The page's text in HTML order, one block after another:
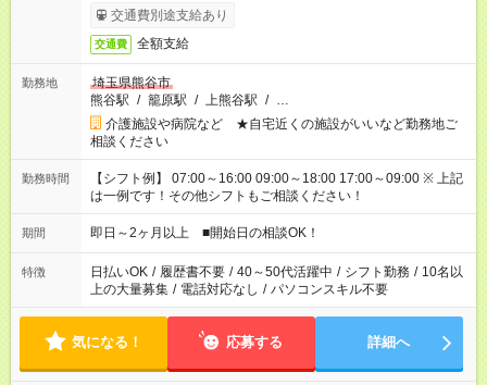
交通費別途支給あり
交通費 全額支給
勤務地
埼玉県熊谷市
熊谷駅 / 籠原駅 / 上熊谷駅 / …
介護施設や病院など ★自宅近くの施設がいいなど勤務地ご
相談ください
勤務時間
【シフト例】 07:00～16:00 09:00～18:00 17:00～09:00 ※ 上記
は一例です！その他シフトもご相談ください！
期間 即日～2ヶ月以上 ■開始日の相談OK！
特徴 日払いOK / 履歴書不要 / 40～50代活躍中 / シフト勤務 / 10名以
上の大量募集 / 電話対応なし / パソコンスキル不要
気になる！ 応募する 詳細へ